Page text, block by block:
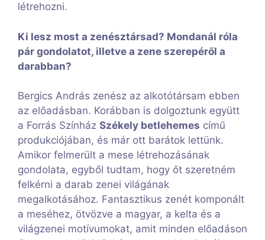
létrehozni.
Ki lesz most a zenésztársad? Mondanál róla
pár gondolatot, illetve a zene szerepéről a
darabban?
Bergics András zenész az alkotótársam ebben
az előadásban. Korábban is dolgoztunk együtt
a Forrás Színház Székely betlehemes című
produkciójában, és már ott barátok lettünk.
Amikor felmerült a mese létrehozásának
gondolata, egyből tudtam, hogy őt szeretném
felkérni a darab zenei világának
megalkotásához. Fantasztikus zenét komponált
a meséhez, ötvözve a magyar, a kelta és a
világzenei motívumokat, amit minden előadáson